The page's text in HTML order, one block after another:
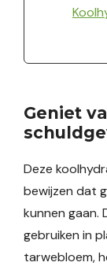
Geniet
Deze
bewijzen dat
kunnen gaan.
gebruiken in
tarwebloem,